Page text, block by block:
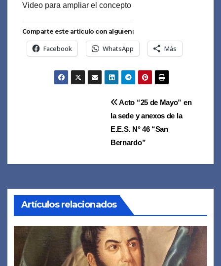
Video para ampliar el concepto
Comparte este artículo con alguien:
Facebook WhatsApp Más
Acto “25 de Mayo” en
la sede y anexos de la
E.E.S. N° 46 “San
Bernardo”
Artículos relacionados